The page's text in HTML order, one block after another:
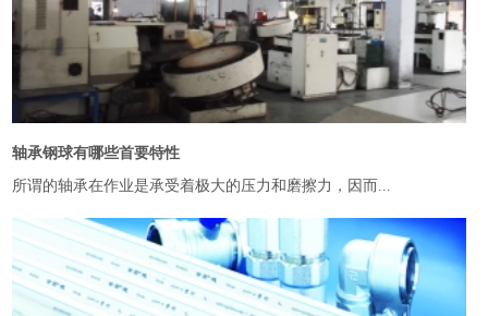
轴承钢球有哪些首要特性
所谓的轴承在作业是承受着极大的压力和磨擦力，因而...